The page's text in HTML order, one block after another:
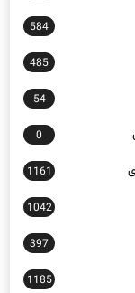
12046
584
485
54
0
1161
1042
397